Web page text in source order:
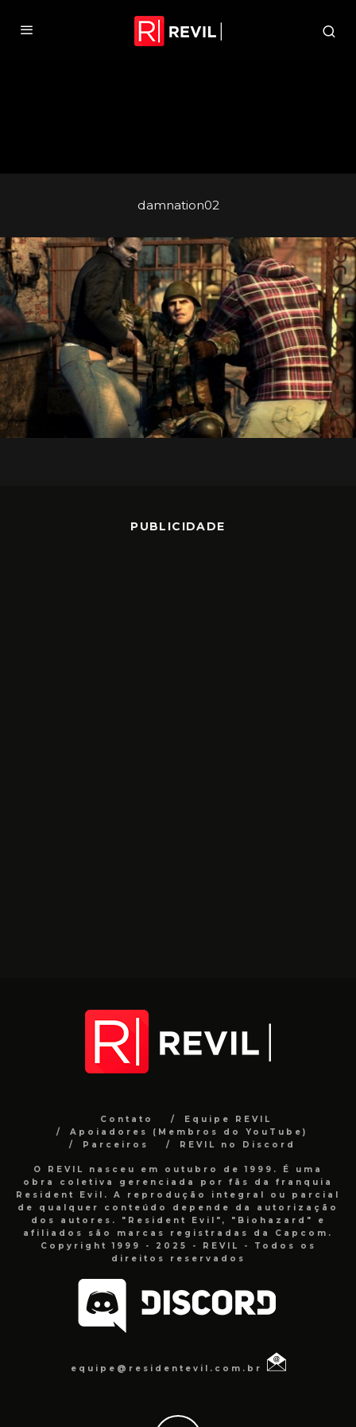
damnation02
PUBLICIDADE
Contato
Equipe REVIL
Apoiadores (Membros do YouTube)
Parceiros
REVIL no Discord
O REVIL nasceu em outubro de 1999. É uma
obra coletiva gerenciada por fãs da franquia
Resident Evil. A reprodução integral ou parcial
de qualquer conteúdo depende da autorização
dos autores. "Resident Evil", "Biohazard" e
afiliados são marcas registradas da Capcom.
Copyright 1999 - 2025 - REVIL - Todos os
direitos reservados
equipe@residentevil.com.br